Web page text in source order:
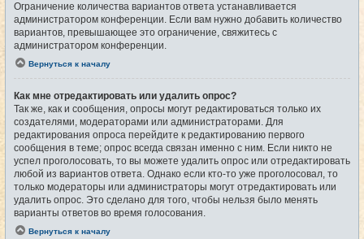
Ограничение количества вариантов ответа устанавливается
администратором конференции. Если вам нужно добавить количество
вариантов, превышающее это ограничение, свяжитесь с
администратором конференции.
Вернуться к началу
Как мне отредактировать или удалить опрос?
Так же, как и сообщения, опросы могут редактироваться только их
создателями, модераторами или администраторами. Для
редактирования опроса перейдите к редактированию первого
сообщения в теме; опрос всегда связан именно с ним. Если никто не
успел проголосовать, то вы можете удалить опрос или отредактировать
любой из вариантов ответа. Однако если кто-то уже проголосовал, то
только модераторы или администраторы могут отредактировать или
удалить опрос. Это сделано для того, чтобы нельзя было менять
варианты ответов во время голосования.
Вернуться к началу